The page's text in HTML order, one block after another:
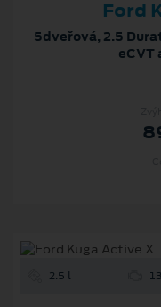
Ford
5dveřová, 2.5
eCVT
2.5 l